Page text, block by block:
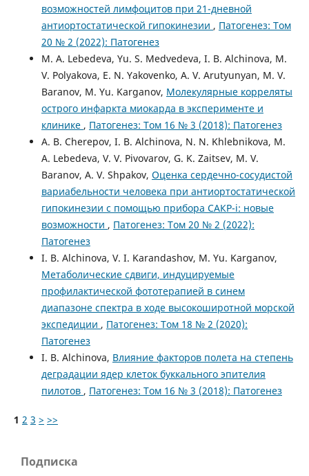
возможностей лимфоцитов при 21-дневной
антиортостатической гипокинезии , Патогенез: Том
20 № 2 (2022): Патогенез
M. A. Lebedeva, Yu. S. Medvedeva, I. B. Alchinova, M.
V. Polyakova, E. N. Yakovenko, A. V. Arutyunyan, M. V.
Baranov, M. Yu. Karganov, Молекулярные корреляты
острого инфаркта миокарда в эксперименте и
клинике , Патогенез: Том 16 № 3 (2018): Патогенез
A. B. Cherepov, I. B. Alchinova, N. N. Khlebnikova, M.
A. Lebedeva, V. V. Pivovarov, G. K. Zaitsev, M. V.
Baranov, A. V. Shpakov, Оценка сердечно-сосудистой
вариабельности человека при антиортостатической
гипокинезии с помощью прибора САКР-i: новые
возможности , Патогенез: Том 20 № 2 (2022):
Патогенез
I. B. Alchinova, V. I. Karandashov, M. Yu. Karganov,
Метаболические сдвиги, индуцируемые
профилактической фототерапией в синем
диапазоне спектра в ходе высокоширотной морской
экспедиции , Патогенез: Том 18 № 2 (2020):
Патогенез
I. B. Alchinova, Влияние факторов полета на степень
деградации ядер клеток буккального эпителия
пилотов , Патогенез: Том 16 № 3 (2018): Патогенез
1 2 3 > >>
Подписка